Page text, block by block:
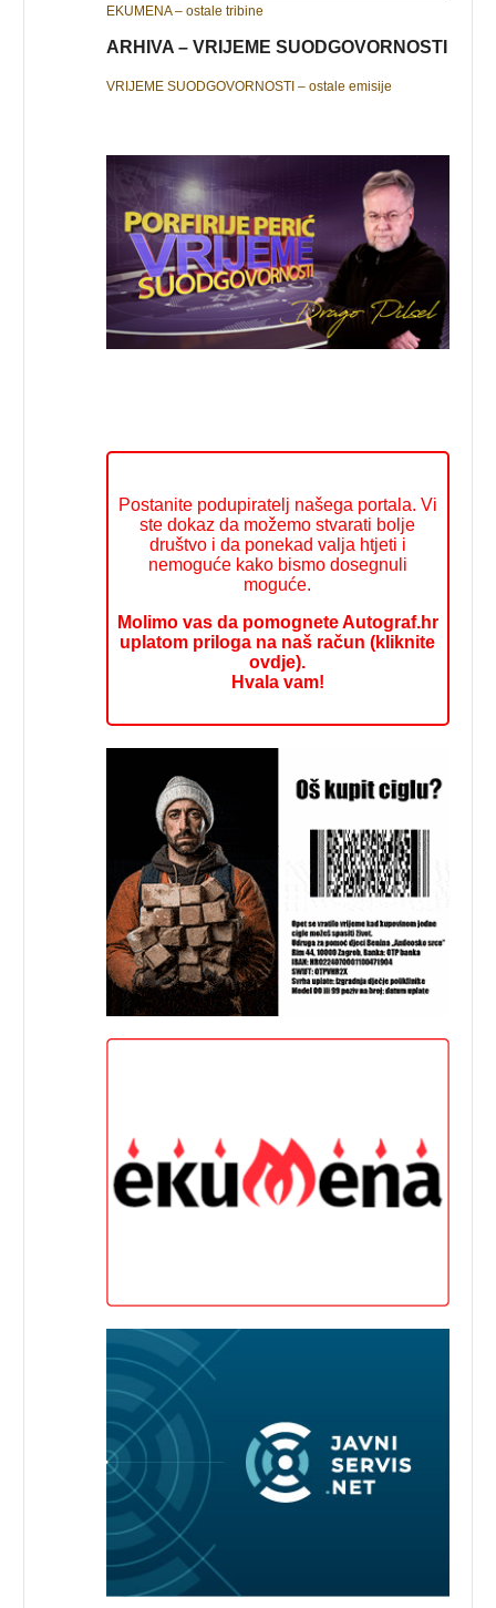
EKUMENA – ostale tribine
ARHIVA – VRIJEME SUODGOVORNOSTI
VRIJEME SUODGOVORNOSTI – ostale emisije
Postanite podupiratelj našega portala. Vi
ste dokaz da možemo stvarati bolje
društvo i da ponekad valja htjeti i
nemoguće kako bismo dosegnuli
moguće.
Molimo vas da pomognete Autograf.hr
uplatom priloga na naš račun (kliknite
ovdje).
Hvala vam!